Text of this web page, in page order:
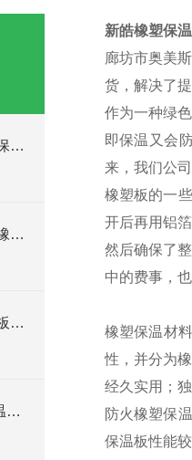
橡塑保温板厂家,阻燃海绵橡塑保温板厂家出售
防火海绵橡塑保温板厂家地址,橡塑批发商
难燃海绵橡塑保温板厂家,橡塑板阻燃保温棉
橡塑保温板厂家直销，阻燃保温橡塑板材
新皓橡塑保
廊坊市奥美
货，解决了
作为一种绿
即保温又会
来，我们公
橡塑板的一
开后再用铝
然后确保了
中的费事，
橡塑保温材
性，并分为
经久实用；
防火橡塑保
保温板性能